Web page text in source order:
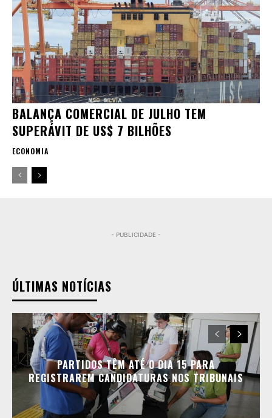
BALANÇA COMERCIAL DE JULHO TEM
SUPERÁVIT DE US$ 7 BILHÕES
ECONOMIA
- PUBLICIDADE -
ÚLTIMAS NOTÍCIAS
PARTIDOS TÊM ATÉ O DIA 15 PARA
REGISTRAREM CANDIDATURAS NOS TRIBUNAIS